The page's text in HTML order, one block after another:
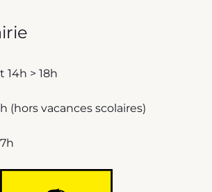
14h > 18h
(hors vacances scolaires)